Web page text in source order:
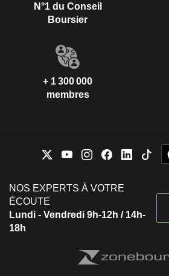
N°1 du Conseil
Boursier
+ 1 300 000
membres
NOS EXPERTS À VOTRE
ÉCOUTE
Lundi - Vendredi 9h-12h / 14h-
18h